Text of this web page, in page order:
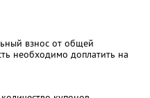
взнос от общей
необходимо доплатить на